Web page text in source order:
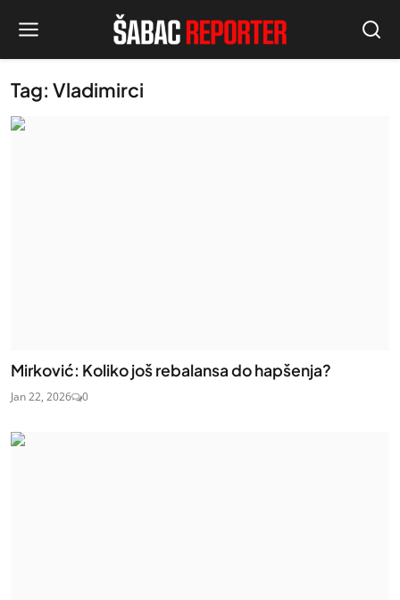
Tag: Vladimirci
Mirković: Koliko još rebalansa do hapšenja?
Jan 22, 2026 0